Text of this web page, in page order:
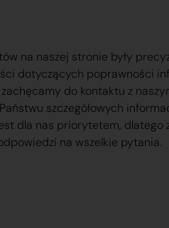
na naszej stronie były
dotyczących poprawności
do kontaktu z
szczegółowych
dla nas priorytetem, dlatego
na wszelkie pytania.